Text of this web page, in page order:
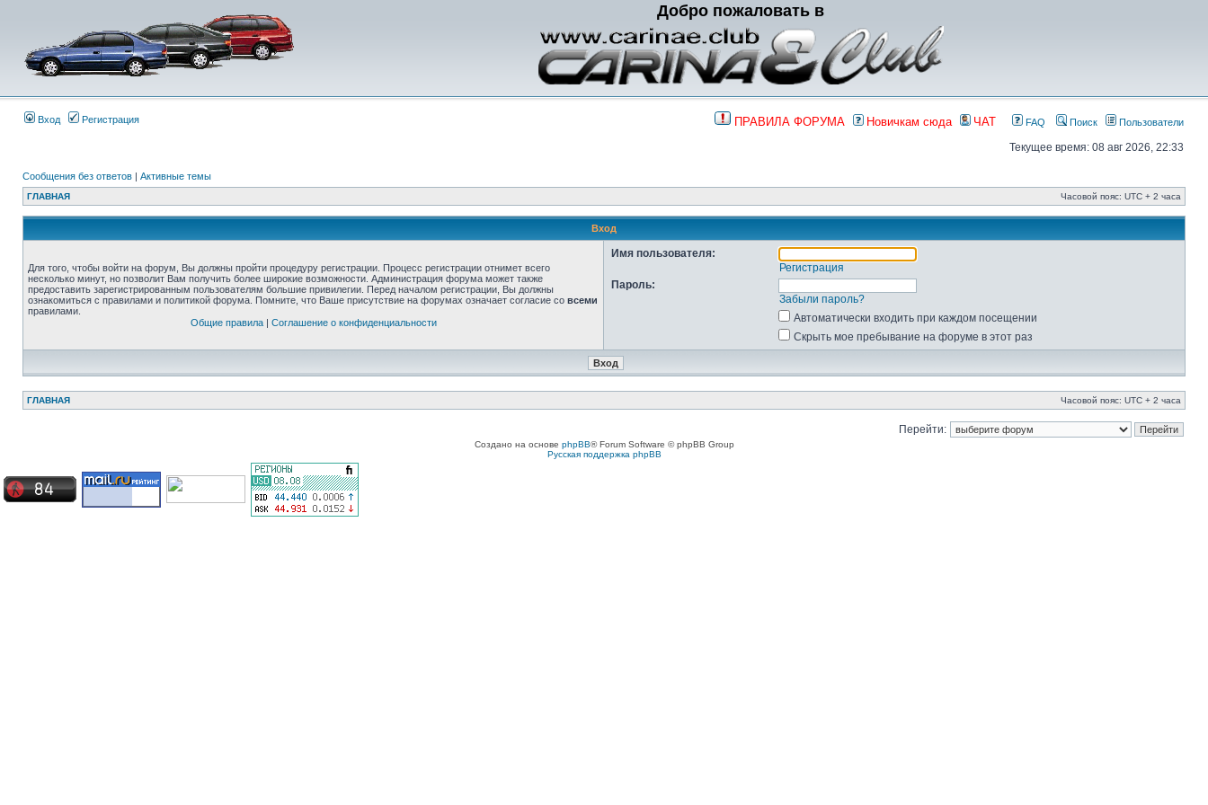
Добро пожаловать в
Вход Регистрация ПРАВИЛА ФОРУМА Новичкам сюда ЧАТ FAQ Поиск Пользователи
Текущее время: 08 авг 2026, 22:33
Сообщения без ответов | Активные темы
ГЛАВНАЯ Часовой пояс: UTC + 2 часа
Вход
Для того, чтобы войти на форум, Вы должны пройти процедуру регистрации. Процесс регистрации отнимет всего
несколько минут, но позволит Вам получить более широкие возможности. Администрация форума может также
предоставить зарегистрированным пользователям большие привилегии. Перед началом регистрации, Вы должны
ознакомиться с правилами и политикой форума. Помните, что Ваше присутствие на форумах означает согласие со всеми
правилами.
Общие правила| Соглашение о конфиденциальности
Имя пользователя:
Регистрация
Пароль:
Забыли пароль?
Автоматически входить при каждом посещении
Скрыть мое пребывание на форуме в этот раз
ГЛАВНАЯ Часовой пояс: UTC + 2 часа
Перейти:
Создано на основе phpBB® Forum Software © phpBB Group
Русская поддержка phpBB